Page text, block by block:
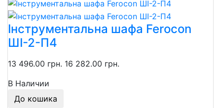
Інструментальна шафа Ferocon
ШІ-2-П4
13 496.00 грн. 16 282.00 грн.
В Наличии
До кошика